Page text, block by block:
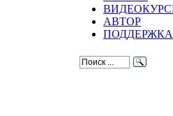
АВТОР
ПОДДЕРЖКА